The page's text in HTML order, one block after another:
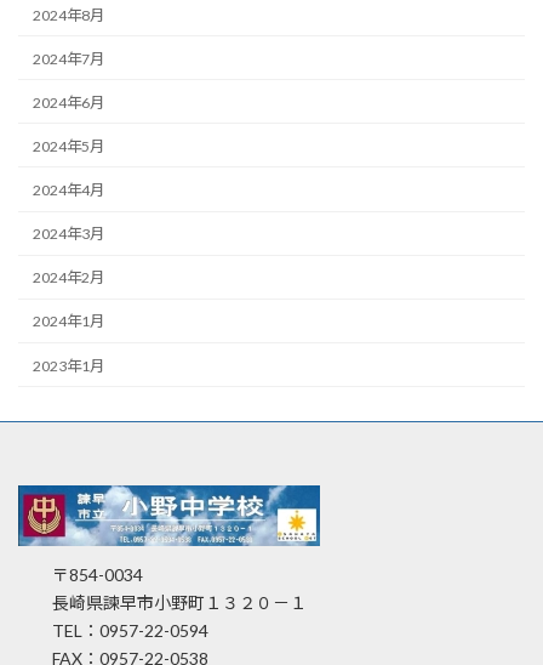
2024年8月
2024年7月
2024年6月
2024年5月
2024年4月
2024年3月
2024年2月
2024年1月
2023年1月
〒854-0034
長崎県諫早市小野町１３２０－１
TEL：0957-22-0594
FAX：0957-22-0538